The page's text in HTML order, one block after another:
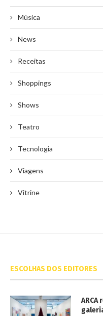
Música
News
Receitas
Shoppings
Shows
Teatro
Tecnologia
Viagens
Vitrine
ESCOLHAS DOS EDITORES